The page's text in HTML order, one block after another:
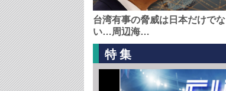
台湾有事の脅威は日本だけでな
い…周辺海…
特集